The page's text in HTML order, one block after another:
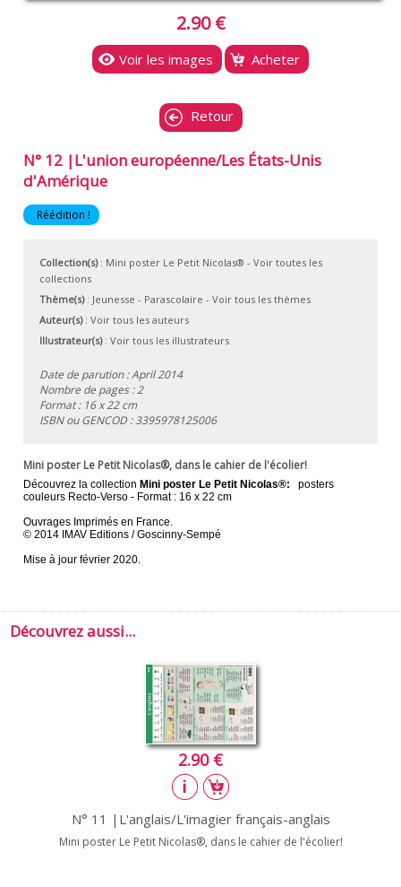
2.90 €
Voir les images Acheter
Retour
N° 12 |L'union européenne/Les États-Unis
d'Amérique
Réédition !
Collection(s): Mini poster Le Petit Nicolas® - Voir toutes les
collections
Thème(s): Jeunesse - Parascolaire - Voir tous les thèmes
Auteur(s): Voir tous les auteurs
Illustrateur(s): Voir tous les illustrateurs
Date de parution : April 2014
Nombre de pages : 2
Format : 16 x 22 cm
ISBN ou GENCOD :3395978125006
Mini poster Le Petit Nicolas®, dans le cahier de l'écolier!
Découvrez la collectionMini poster Le Petit Nicolas®:
posters
couleurs Recto-Verso - Format : 16 x 22 cm
Ouvrages Imprimés en France.
© 2014 IMAV Editions / Goscinny-Sempé
Mise à jour février 2020.
Découvrez aussi...
2.90 €
N° 11 |L'anglais/L'imagier français-anglais
Mini poster Le Petit Nicolas®, dans le cahier de l'écolier!